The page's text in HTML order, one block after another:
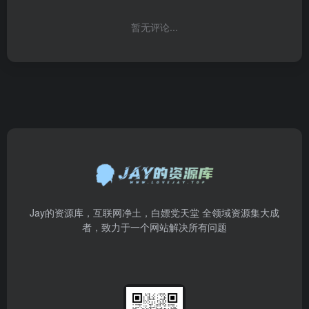
暂无评论...
Jay的资源库，互联网净土，白嫖党天堂 全领域资源集大成
者，致力于一个网站解决所有问题